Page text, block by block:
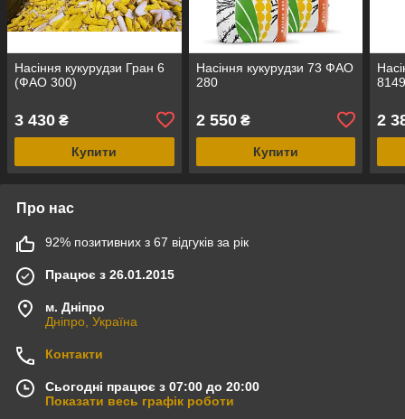
Насіння кукурудзи Гран 6
(ФАО 300)
3 430 ₴
Купити
Насіння кукурудзи 73 ФАО
280
2 550₴
Купити
2
Про нас
92% позитивних з 67 відгуків за рік
Працює з 26.01.2015
м. Дніпро
Дніпро, Україна
Контакти
Сьогодні працює з 07:00 до 20:00
Показати весь графік роботи